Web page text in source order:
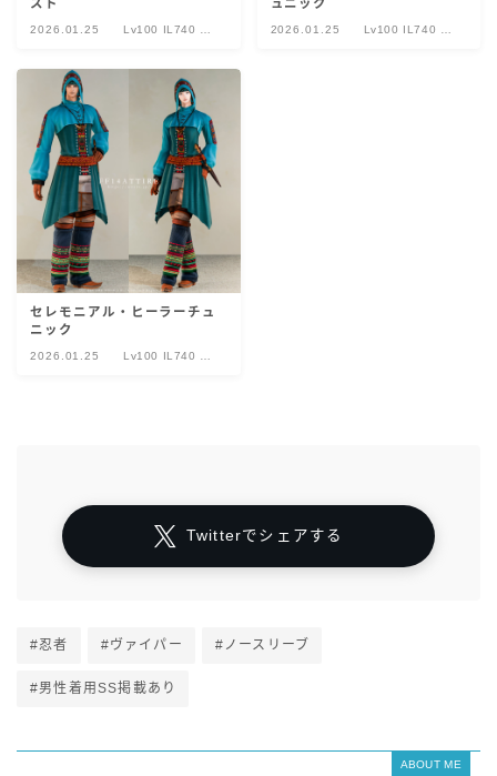
スト
2026.01.25
Lv100 IL740 セ
ュニック
2026.01.25
Lv100 IL740 セ
セレモニアル・ヒーラーチュ
ニック
2026.01.25
Lv100 IL740 セ
Twitterでシェアする
#忍者 #ヴァイパー #ノースリーブ
#男性着用SS掲載あり
ABOUT ME